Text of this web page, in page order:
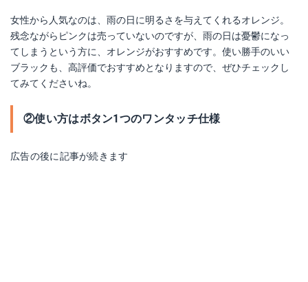
女性から人気なのは、雨の日に明るさを与えてくれるオレンジ。
残念ながらピンクは売っていないのですが、雨の日は憂鬱になっ
てしまうという方に、オレンジがおすすめです。使い勝手のいい
ブラックも、高評価でおすすめとなりますので、ぜひチェックし
てみてくださいね。
②使い方はボタン1つのワンタッチ仕様
広告の後に記事が続きます